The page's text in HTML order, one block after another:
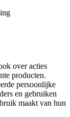
over acties
producten.
persoonlijke
en gebruiken
maakt van hun